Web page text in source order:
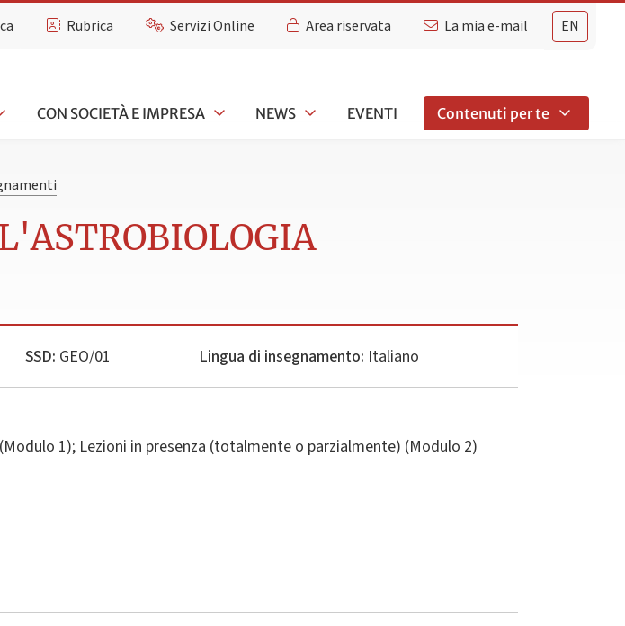
EN
Rubrica Servizi Online Area riservata La mia e-mail
CON SOCIETÀ E IMPRESA NEWS EVENTI Contenuti per te
SSD: GEO/01 Lingua di insegnamento: Italiano
1); Lezioni in presenza (totalmente o parzialmente) (Modulo 2)